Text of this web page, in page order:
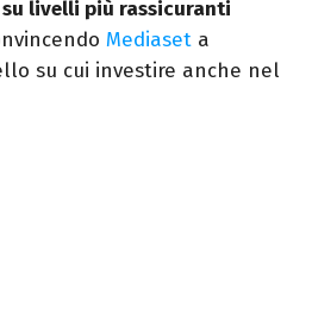
livelli più rassicuranti
Mediaset a
su cui investire anche nel